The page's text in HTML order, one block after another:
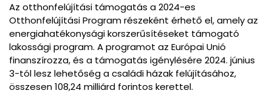
Az otthonfelújítási támogatás a 2024-es
Otthonfelújítási Program részeként érhető el, amely az
energiahatékonysági korszerűsítéseket támogató
lakossági program. A programot az Európai Unió
finanszírozza, és a támogatás igénylésére 2024. június
3-tól lesz lehetőség a családi házak felújításához,
összesen 108,24 milliárd forintos kerettel.